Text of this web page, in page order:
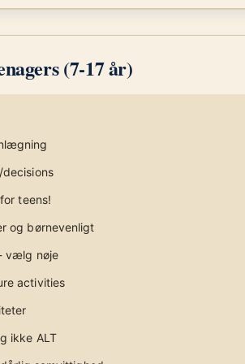
(7-17 år)
teens!
og børnevenligt
vælg nøje
activities
ikke ALT